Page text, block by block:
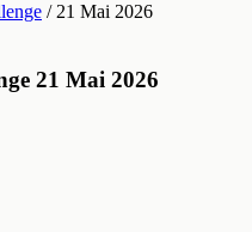
/ 21 Mai 2026
21 Mai 2026